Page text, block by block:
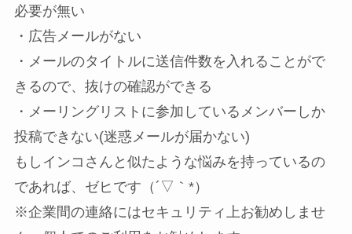
必要が無い
・広告メールがない
・メールのタイトルに送信件数を入れることがで
きるので、抜けの確認ができる
・メーリングリストに参加しているメンバーしか
投稿できない(迷惑メールが届かない)
もしインコさんと似たような悩みを持っているの
であれば、ゼヒです（´▽｀*）
※企業間の連絡にはセキュリティ上お勧めしませ